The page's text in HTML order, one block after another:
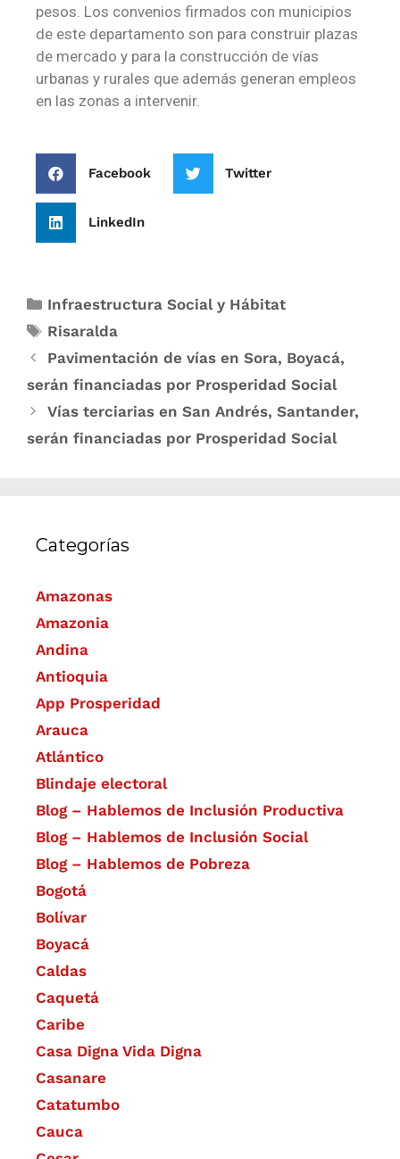
pesos. Los convenios firmados con municipios
de este departamento son para construir plazas
de mercado y para la construcción de vías
urbanas y rurales que además generan empleos
en las zonas a intervenir.
Facebook Twitter
LinkedIn
Infraestructura Social y Hábitat
Risaralda
Pavimentación de vías en Sora, Boyacá,
serán financiadas por Prosperidad Social
Vías terciarias en San Andrés, Santander,
serán financiadas por Prosperidad Social
Categorías
Amazonas
Amazonia
Andina
Antioquia
App Prosperidad
Arauca
Atlántico
Blindaje electoral
Blog – Hablemos de Inclusión Productiva
Blog – Hablemos de Inclusión Social
Blog – Hablemos de Pobreza
Bogotá
Bolívar
Boyacá
Caldas
Caquetá
Caribe
Casa Digna Vida Digna
Casanare
Catatumbo
Cauca